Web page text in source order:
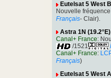
Eutelsat 5 West
Nouvelle
Français- Clair).
Astra 1N (19.2°E)
Canal+ France:
/1521
Canal+ France:
Français)
Eutelsat 5 West